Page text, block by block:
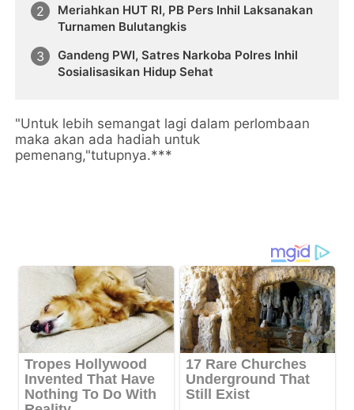
Meriahkan HUT RI, PB Pers Inhil Laksanakan
Turnamen Bulutangkis
Gandeng PWI, Satres Narkoba Polres Inhil
Sosialisasikan Hidup Sehat
"Untuk lebih semangat lagi dalam perlombaan
maka akan ada hadiah untuk
pemenang,"tutupnya.***